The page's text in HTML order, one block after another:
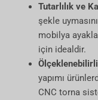
Tutarlılık ve
şekle
mobilya
için idealdir.
yapımı
CNC torna